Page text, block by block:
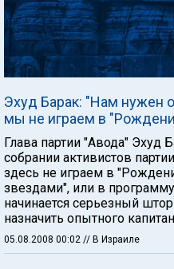
Эхуд Барак: "Нам нужен
мы не играем в
Глава партии "Авода" Эхуд
собрании активистов
здесь не играем в
звездами", или в
начинается серьезный
назначить опытного
05.08.2008 00:02 // В Израиле